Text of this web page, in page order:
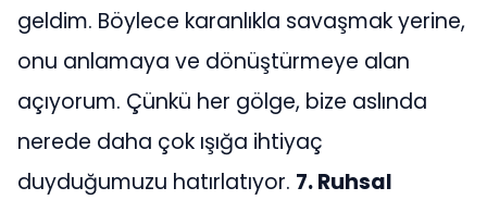
geldim. Böylece karanlıkla savaşmak yerine,
onu anlamaya ve dönüştürmeye alan
açıyorum. Çünkü her gölge, bize aslında
nerede daha çok ışığa ihtiyaç
duyduğumuzu hatırlatıyor. 7. Ruhsal